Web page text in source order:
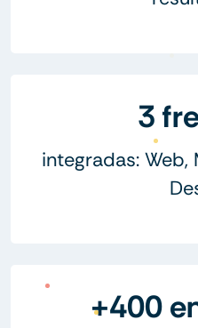
3
integradas: Web,
+400